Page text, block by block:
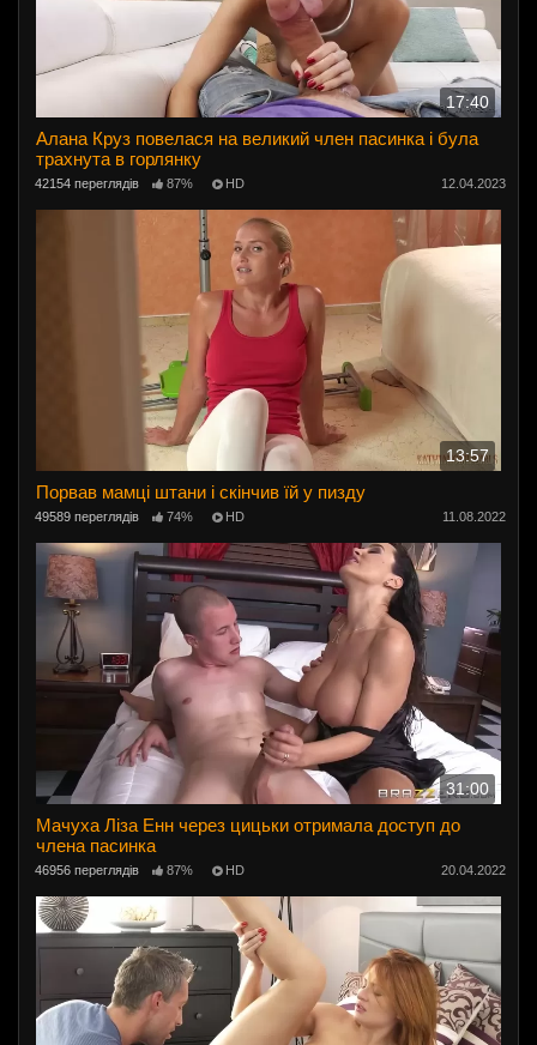
17:40
Алана Круз повелася на великий член пасинка і була
трахнута в горлянку
42154 переглядів 87% HD 12.04.2023
13:57
Порвав мамці штани і скінчив їй у пизду
49589 переглядів 74% HD 11.08.2022
31:00
Мачуха Ліза Енн через цицьки отримала доступ до
члена пасинка
46956 переглядів 87% HD 20.04.2022